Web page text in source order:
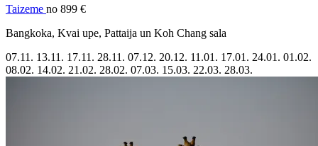
Taizeme no 899 €
Bangkoka, Kvai upe, Pattaija un Koh Chang sala
07.11. 13.11. 17.11. 28.11. 07.12. 20.12. 11.01. 17.01. 24.01. 01.02.
08.02. 14.02. 21.02. 28.02. 07.03. 15.03. 22.03. 28.03.